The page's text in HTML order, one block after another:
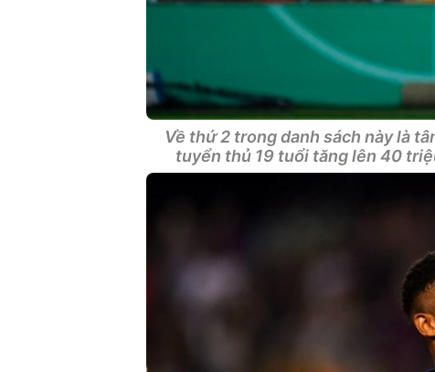
Về thứ 2 trong danh sách này là
tuyển thủ 19 tuổi tăng lên 40